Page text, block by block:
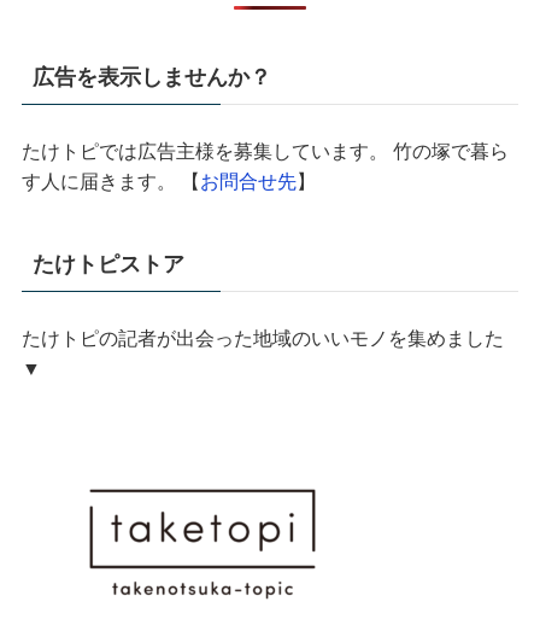
広告を表示しませんか？
たけトピでは広告主様を募集しています。 竹の塚で暮ら
す人に届きます。 【 お問合せ先】
たけトピストア
たけトピの記者が出会った地域のいいモノを集めました
▼